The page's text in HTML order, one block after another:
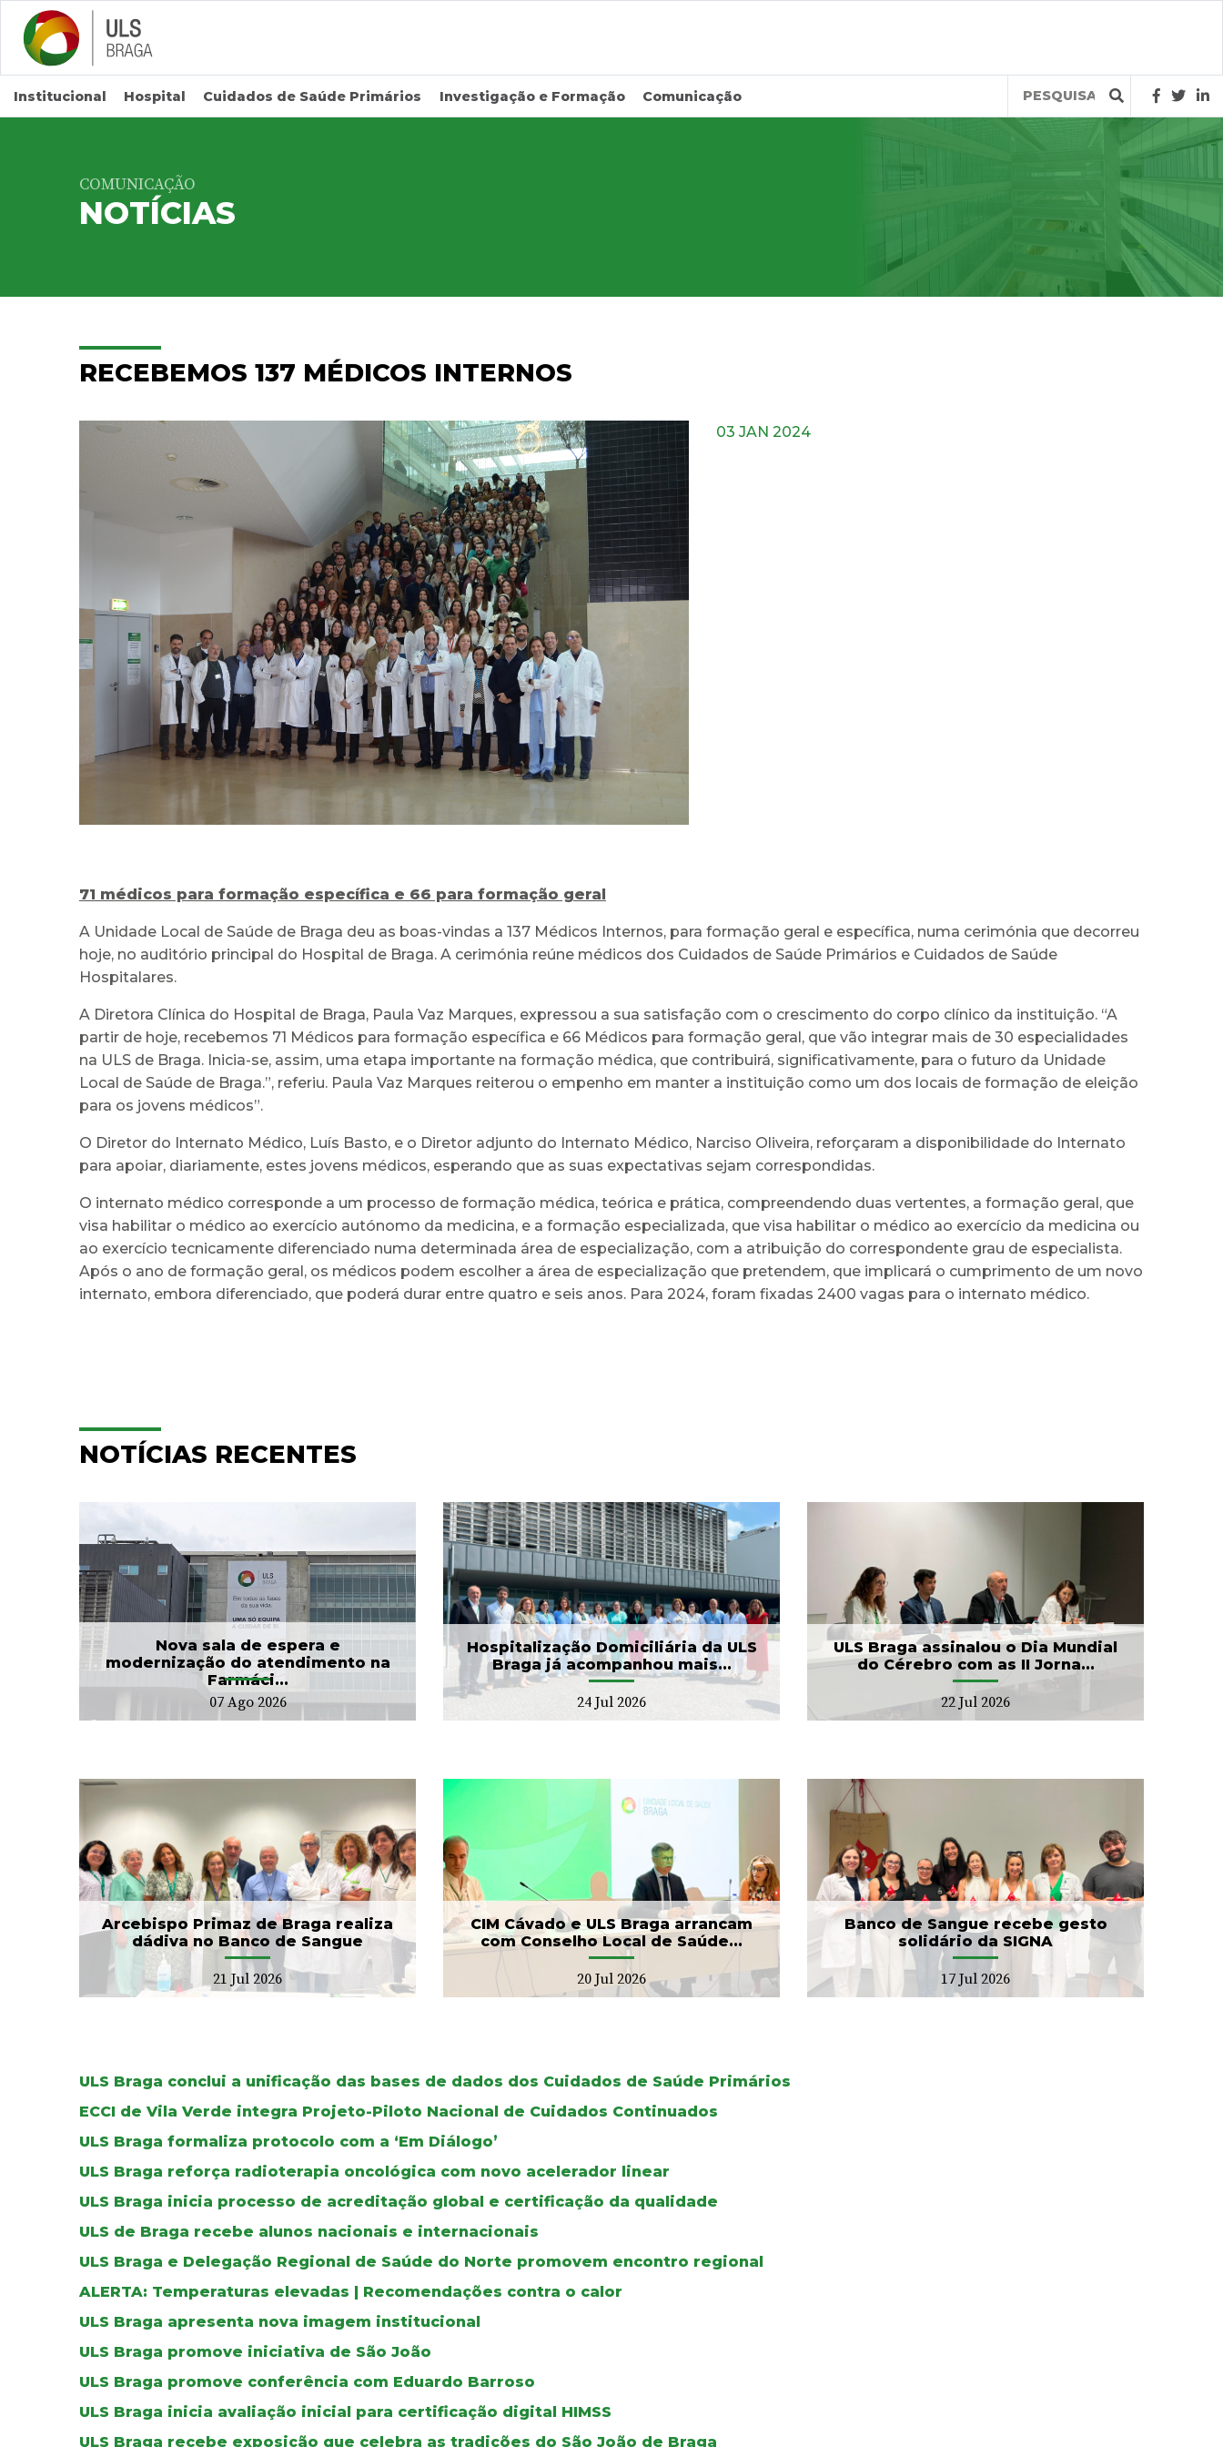
Saltar para conteúdo principal
Institucional Hospital Cuidados de Saúde Primários Investigação e Formação Comunicação
Query
COMUNICAÇÃO
NOTÍCIAS
RECEBEMOS 137 MÉDICOS INTERNOS
03 JAN 2024
71 médicos para formação específica e 66 para formação geral
A Unidade Local de Saúde de Braga deu as boas-vindas a 137 Médicos Internos, para formação geral e específica, numa cerimónia que decorreu
hoje, no auditório principal do Hospital de Braga. A cerimónia reúne médicos dos Cuidados de Saúde Primários e Cuidados de Saúde
Hospitalares.
A Diretora Clínica do Hospital de Braga, Paula Vaz Marques, expressou a sua satisfação com o crescimento do corpo clínico da instituição. “A
partir de hoje, recebemos 71 Médicos para formação específica e 66 Médicos para formação geral, que vão integrar mais de 30 especialidades
na ULS de Braga. Inicia-se, assim, uma etapa importante na formação médica, que contribuirá, significativamente, para o futuro da Unidade
Local de Saúde de Braga.”, referiu. Paula Vaz Marques reiterou o empenho em manter a instituição como um dos locais de formação de eleição
para os jovens médicos”.
O Diretor do Internato Médico, Luís Basto, e o Diretor adjunto do Internato Médico, Narciso Oliveira, reforçaram a disponibilidade do Internato
para apoiar, diariamente, estes jovens médicos, esperando que as suas expectativas sejam correspondidas.
O internato médico corresponde a um processo de formação médica, teórica e prática, compreendendo duas vertentes, a formação geral, que
visa habilitar o médico ao exercício autónomo da medicina, e a formação especializada, que visa habilitar o médico ao exercício da medicina ou
ao exercício tecnicamente diferenciado numa determinada área de especialização, com a atribuição do correspondente grau de especialista.
Após o ano de formação geral, os médicos podem escolher a área de especialização que pretendem, que implicará o cumprimento de um novo
internato, embora diferenciado, que poderá durar entre quatro e seis anos. Para 2024, foram fixadas 2400 vagas para o internato médico.
NOTÍCIAS RECENTES
Nova sala de espera e
modernização do atendimento na
Farmáci...
07 Ago 2026
Hospitalização Domiciliária da ULS
Braga já acompanhou mais...
24 Jul 2026
Hospitalização
Domiciliária da ULS Braga
já acompanhou mais...
24 Jul 2026
ULS Braga assinalou o Dia Mundial
do Cérebro com as II Jorna...
22 Jul 2026
ULS Braga assinalou o Dia
Mundial do Cérebro com
as II Jorna...
22 Jul 2026
Arcebispo Primaz de Braga realiza
dádiva no Banco de Sangue
21 Jul 2026
CIM Cávado e ULS Braga arrancam
com Conselho Local de Saúde...
20 Jul 2026
CIM Cávado e ULS Braga
arrancam com Conselho
Local de Saúde...
20 Jul 2026
Banco de Sangue recebe gesto
solidário da SIGNA
17 Jul 2026
Banco de Sangue recebe
gesto solidário da SIGNA
17 Jul 2026
ULS Braga conclui a unificação das bases de dados dos Cuidados de Saúde Primários
ECCI de Vila Verde integra Projeto-Piloto Nacional de Cuidados Continuados
ULS Braga formaliza protocolo com a ‘Em Diálogo’
ULS Braga reforça radioterapia oncológica com novo acelerador linear
ULS Braga inicia processo de acreditação global e certificação da qualidade
ULS de Braga recebe alunos nacionais e internacionais
ULS Braga e Delegação Regional de Saúde do Norte promovem encontro regional
ALERTA: Temperaturas elevadas | Recomendações contra o calor
ULS Braga apresenta nova imagem institucional
ULS Braga promove iniciativa de São João
ULS Braga promove conferência com Eduardo Barroso
ULS Braga inicia avaliação inicial para certificação digital HIMSS
ULS Braga recebe exposição que celebra as tradições do São João de Braga